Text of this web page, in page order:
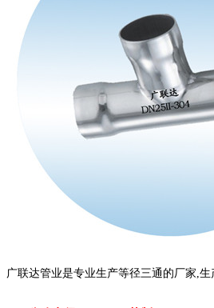
广联达管业是专业生产等径三通的厂家,